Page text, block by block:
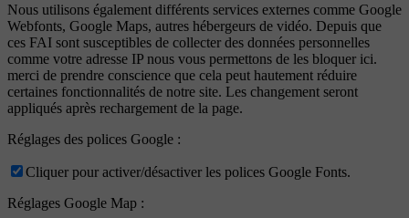
Nous utilisons également différents services externes comme Google
Webfonts, Google Maps, autres hébergeurs de vidéo. Depuis que
ces FAI sont susceptibles de collecter des données personnelles
comme votre adresse IP nous vous permettons de les bloquer ici.
merci de prendre conscience que cela peut hautement réduire
certaines fonctionnalités de notre site. Les changement seront
appliqués après rechargement de la page.
Réglages des polices Google :
Cliquer pour activer/désactiver les polices Google Fonts.
Réglages Google Map :